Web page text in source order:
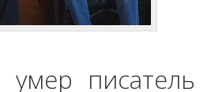
писатель